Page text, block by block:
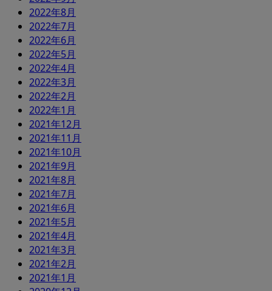
2022年8月
2022年7月
2022年6月
2022年5月
2022年4月
2022年3月
2022年2月
2022年1月
2021年12月
2021年11月
2021年10月
2021年9月
2021年8月
2021年7月
2021年6月
2021年5月
2021年4月
2021年3月
2021年2月
2021年1月